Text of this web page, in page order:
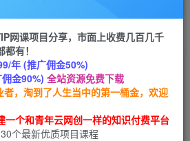
正文
做好本地生活，个人快速入局
关注 私信
网课项目分享，市面上收费几百几千
有！
年 (推广佣金50%)
金90%) 全站资源免费下载
者，淘到了人生当中的第一桶金，欢迎
一个和青年云网创一样的知识付费平台
个最新优质项目课程